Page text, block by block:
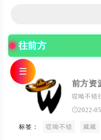
往前方
前方资
哎呦不错
些稀奇古
2022-
标签： 哎呦不错 藏藏
☰